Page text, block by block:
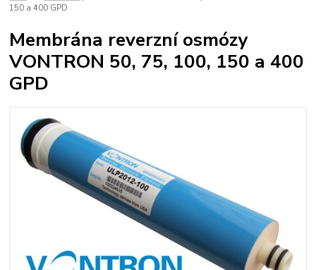
150 a 400 GPD
Membrána reverzní osmózy
VONTRON 50, 75, 100, 150 a 400
GPD